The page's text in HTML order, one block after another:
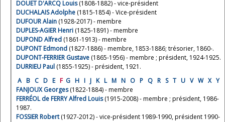
DOUET D'ARCQ Louis(1808-1882) - vice-président
DUCHALAIS Adolphe (1815-1854) - Vice-président
DUFOUR Alain (1928-2017) - membre
DUPLES-AGIER Henri (1825-1891) - membre
DUPOND Alfred (1861-1913) - membre
DUPONT Edmond (1827-1886) - membre, 1853-1886; trésorier, 1860-.
DUPONT-FERRIER Gustave (1865-1956) - membre ; président, 1924-1925.
DURRIEU Paul (1855-1925) - président, 1921.
A B C D E F G H I J K L M N O P Q R S T U V W X Y
FANJOUX Georges(1822-1884) - membre
FERRÉOL de FERRY Alfred Louis(1915-2008) - membre ; président, 1986-
1987.
FOSSIER Robert(1927-2012) - vice-président 1989-1990, président 1990-